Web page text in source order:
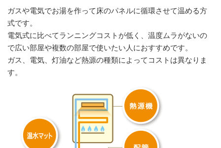
ガスや電気でお湯を作って床のパネルに循環させて温める方
式です。
電気式に比べてランニングコストが低く、温度ムラがないの
で広い部屋や複数の部屋で使いたい人におすすめです。
ガス、電気、灯油など熱源の種類によってコストは異なりま
す。